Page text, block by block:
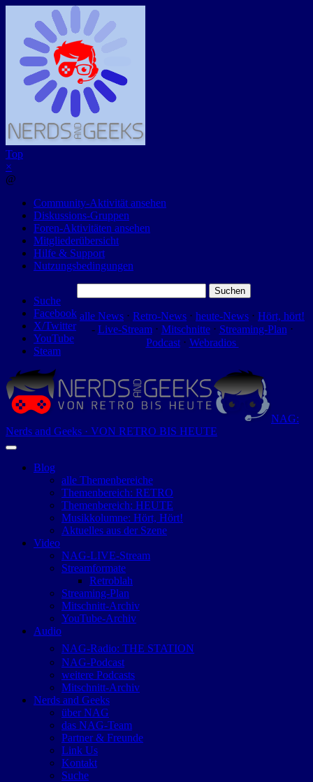
Top
×
@
Community-Aktivität ansehen
Diskussions-Gruppen
Foren-Aktivitäten ansehen
Mitgliederübersicht
Hilfe & Support
Nutzungsbedingungen
Suche
Facebook
X/Twitter
YouTube
Steam
nach:
alle News ⋅ Retro-News ⋅ heute-News ⋅ Hört, hört!
- Live-Stream⋅ Mitschnitte⋅ Streaming-Plan ⋅
Podcast⋅ Webradios
NAG:
Nerds and Geeks · VON RETRO BIS HEUTE
Blog
alle Themenbereiche
Themenbereich: RETRO
Themenbereich: HEUTE
Musikkolumne: Hört, Hört!
Aktuelles aus der Szene
Video
NAG-LIVE-Stream
Streamformate
Retroblah
Streaming-Plan
Mitschnitt-Archiv
YouTube-Archiv
Audio
NAG-Radio: THE STATION
NAG-Podcast
weitere Podcasts
Mitschnitt-Archiv
Nerds and Geeks
über NAG
das NAG-Team
Partner & Freunde
Link Us
Kontakt
Suche